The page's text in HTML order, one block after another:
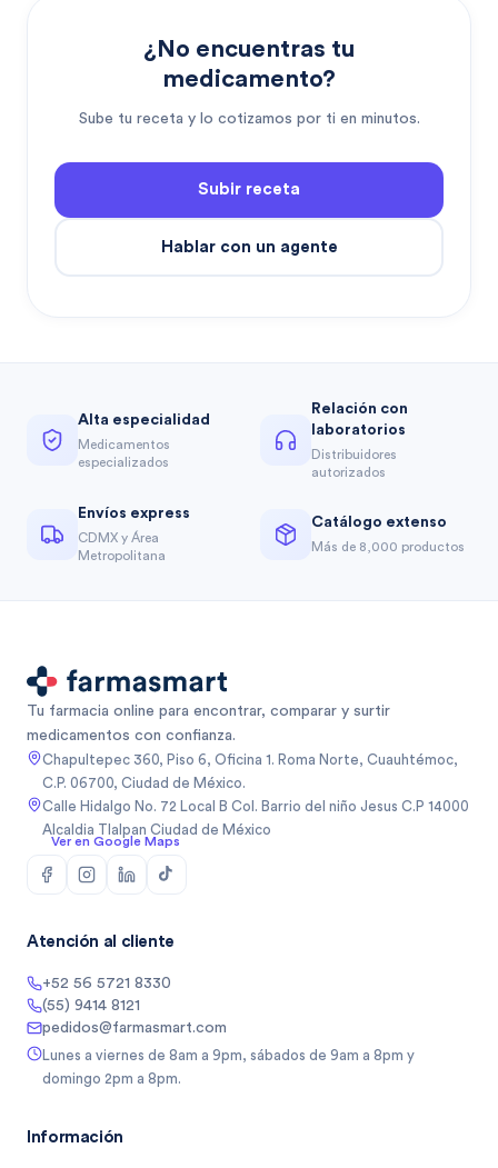
¿No encuentras tu
medicamento?
Sube tu receta y lo cotizamos por ti en minutos.
Subir receta
Hablar con un agente
Alta especialidad
Medicamentos
especializados
Relación con
laboratorios
Distribuidores
autorizados
Envíos express
CDMX y Área
Metropolitana
Catálogo extenso
Más de 8,000 productos
Tu farmacia online para encontrar, comparar y surtir
medicamentos con confianza.
Chapultepec 360, Piso 6, Oficina 1. Roma Norte, Cuauhtémoc,
C.P. 06700, Ciudad de México.
Calle Hidalgo No. 72 Local B Col. Barrio del niño Jesus C.P 14000
Alcaldia Tlalpan Ciudad de México
Ver en Google Maps
Atención al cliente
+52 56 5721 8330
(55) 9414 8121
pedidos@farmasmart.com
Lunes a viernes de 8am a 9pm, sábados de 9am a 8pm y
domingo 2pm a 8pm.
Información